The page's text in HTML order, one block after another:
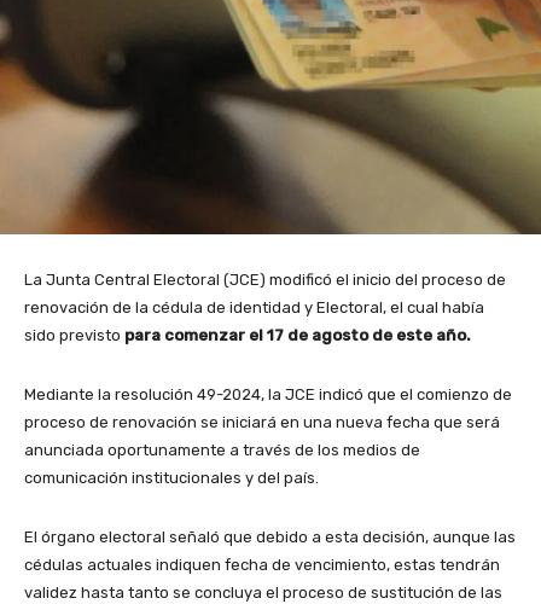
La Junta Central Electoral (JCE) modificó el inicio del proceso de
renovación de la cédula de identidad y Electoral, el cual había
sido previsto para comenzar el 17 de agosto de este año.
Mediante la resolución 49-2024, la JCE indicó que el comienzo de
proceso de renovación se iniciará en una nueva fecha que será
anunciada oportunamente a través de los medios de
comunicación institucionales y del país.
El órgano electoral señaló que debido a esta decisión, aunque las
cédulas actuales indiquen fecha de vencimiento, estas tendrán
validez hasta tanto se concluya el proceso de sustitución de las